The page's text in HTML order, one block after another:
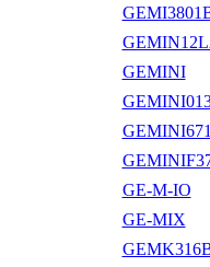
GEMINI
GEMINI671
GE-M-IO
GE-MIX